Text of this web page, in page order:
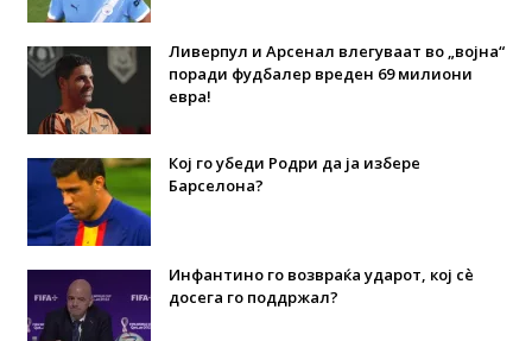
Ливерпул и Арсенал влегуваат во „војна“
поради фудбалер вреден 69 милиони
евра!
Кој го убеди Родри да ја избере
Барселона?
Инфантино го возвраќа ударот, кој сè
досега го поддржал?